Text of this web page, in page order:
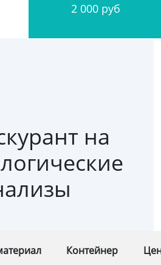
2 000 руб
на
Контейнер